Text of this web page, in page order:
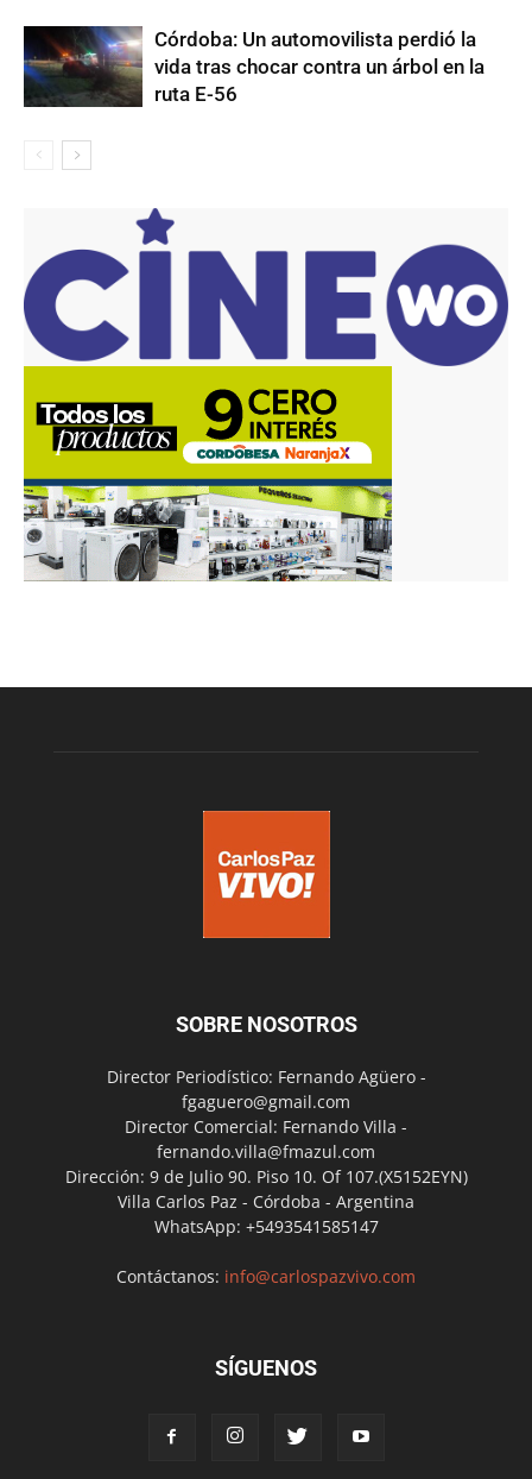
Córdoba: Un automovilista perdió la
vida tras chocar contra un árbol en la
ruta E-56
SOBRE NOSOTROS
Director Periodístico: Fernando Agüero -
fgaguero@gmail.com
Director Comercial: Fernando Villa -
fernando.villa@fmazul.com
Dirección: 9 de Julio 90. Piso 10. Of 107.(X5152EYN)
Villa Carlos Paz - Córdoba - Argentina
WhatsApp: +5493541585147
Contáctanos: info@carlospazvivo.com
SÍGUENOS